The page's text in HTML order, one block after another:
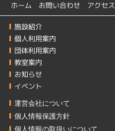
ホーム お問い合わせ アクセス
施設紹介
個人利用案内
団体利用案内
教室案内
お知らせ
イベント
運営会社について
個人情報保護方針
個人情報の取扱いについて